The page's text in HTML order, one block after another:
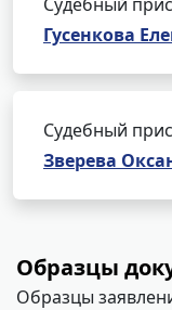
Гусенкова
Судебный
Зверева
Образцы
Образцы